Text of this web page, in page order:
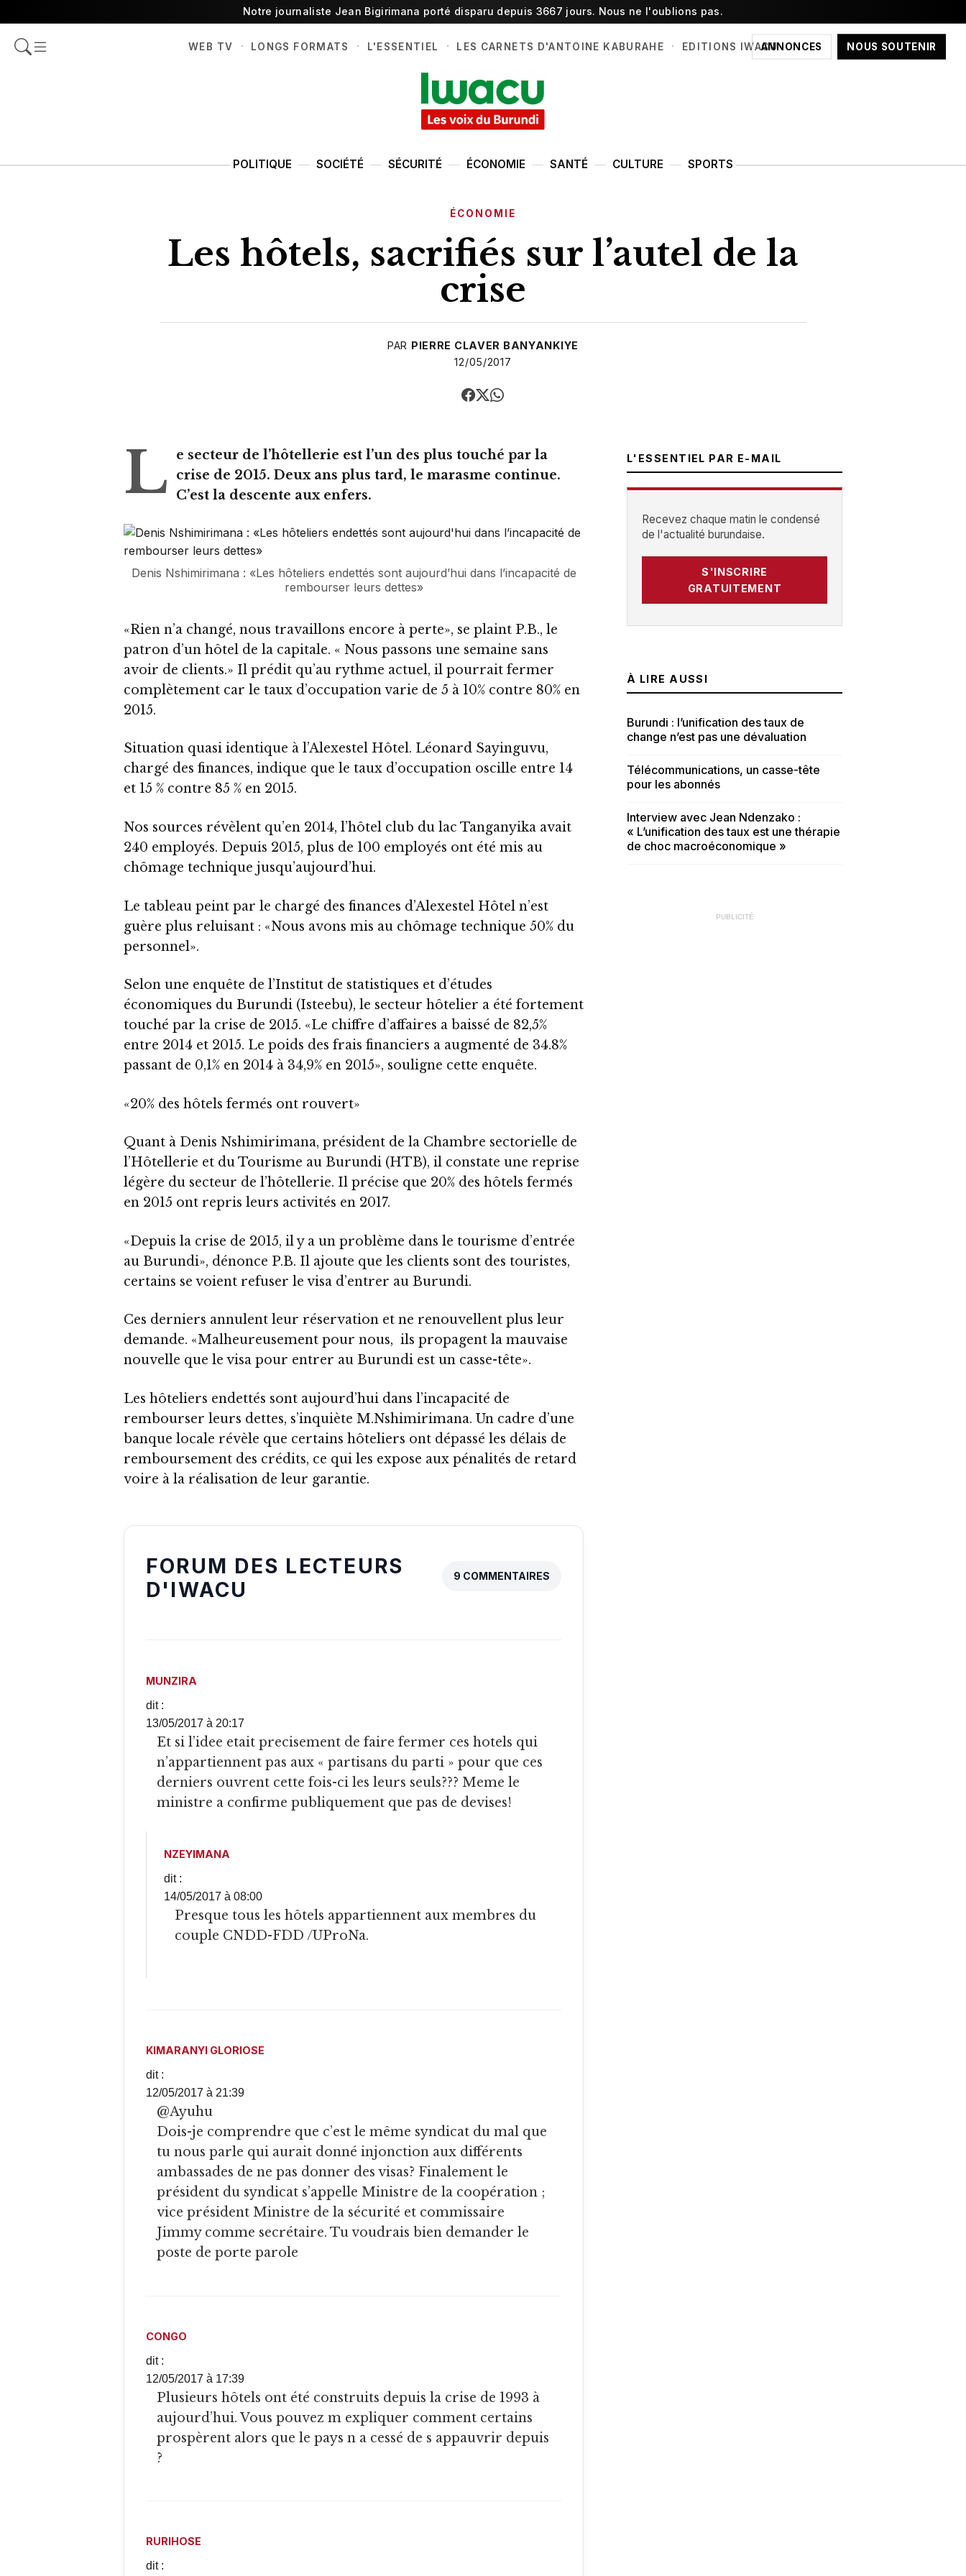
Notre journaliste Jean Bigirimana porté disparu depuis 3667 jours. Nous ne l'oublions pas.
ANNONCES NOUS SOUTENIR
WEB TV · LONGS FORMATS · L'ESSENTIEL · LES CARNETS D'ANTOINE KABURAHE · EDITIONS IWACU
POLITIQUE SOCIÉTÉ SÉCURITÉ ÉCONOMIE SANTÉ CULTURE SPORTS
ÉCONOMIE
Les hôtels, sacrifiés sur l’autel de la
crise
PAR PIERRE CLAVER BANYANKIYE
12/05/2017
L
e secteur de l’hôtellerie est l’un des plus touché par la
crise de 2015. Deux ans plus tard, le marasme continue.
C’est la descente aux enfers.
Denis Nshimirimana : «Les hôteliers endettés sont aujourd’hui dans l’incapacité de
rembourser leurs dettes»
«Rien n’a changé, nous travaillons encore à perte», se plaint P.B., le
patron d’un hôtel de la capitale. « Nous passons une semaine sans
avoir de clients.» Il prédit qu’au rythme actuel, il pourrait fermer
complètement car le taux d’occupation varie de 5 à 10% contre 80% en
2015.
Situation quasi identique à l’Alexestel Hôtel. Léonard Sayinguvu,
chargé des finances, indique que le taux d’occupation oscille entre 14
et 15 % contre 85 % en 2015.
Nos sources révèlent qu’en 2014, l’hôtel club du lac Tanganyika avait
240 employés. Depuis 2015, plus de 100 employés ont été mis au
chômage technique jusqu’aujourd’hui.
Le tableau peint par le chargé des finances d’Alexestel Hôtel n’est
guère plus reluisant : «Nous avons mis au chômage technique 50% du
personnel».
Selon une enquête de l’Institut de statistiques et d’études
économiques du Burundi (Isteebu), le secteur hôtelier a été fortement
touché par la crise de 2015. «Le chiffre d’affaires a baissé de 82,5%
entre 2014 et 2015. Le poids des frais financiers a augmenté de 34.8%
passant de 0,1% en 2014 à 34,9% en 2015», souligne cette enquête.
«20% des hôtels fermés ont rouvert»
Quant à Denis Nshimirimana, président de la Chambre sectorielle de
l’Hôtellerie et du Tourisme au Burundi (HTB), il constate une reprise
légère du secteur de l’hôtellerie. Il précise que 20% des hôtels fermés
en 2015 ont repris leurs activités en 2017.
«Depuis la crise de 2015, il y a un problème dans le tourisme d’entrée
au Burundi», dénonce P.B. Il ajoute que les clients sont des touristes,
certains se voient refuser le visa d’entrer au Burundi.
Ces derniers annulent leur réservation et ne renouvellent plus leur
demande. «Malheureusement pour nous, ils propagent la mauvaise
nouvelle que le visa pour entrer au Burundi est un casse-tête».
Les hôteliers endettés sont aujourd’hui dans l’incapacité de
rembourser leurs dettes, s’inquiète M.Nshimirimana. Un cadre d’une
banque locale révèle que certains hôteliers ont dépassé les délais de
remboursement des crédits, ce qui les expose aux pénalités de retard
voire à la réalisation de leur garantie.
FORUM DES LECTEURS
D'IWACU
9 COMMENTAIRES
MUNZIRA
dit :
13/05/2017 à 20:17
Et si l’idee etait precisement de faire fermer ces hotels qui
n’appartiennent pas aux « partisans du parti » pour que ces
derniers ouvrent cette fois-ci les leurs seuls??? Meme le
ministre a confirme publiquement que pas de devises!
NZEYIMANA
dit :
14/05/2017 à 08:00
Presque tous les hôtels appartiennent aux membres du
couple CNDD-FDD /UProNa.
KIMARANYI GLORIOSE
dit :
12/05/2017 à 21:39
@Ayuhu
Dois-je comprendre que c’est le même syndicat du mal que
tu nous parle qui aurait donné injonction aux différents
ambassades de ne pas donner des visas? Finalement le
président du syndicat s’appelle Ministre de la coopération ;
vice président Ministre de la sécurité et commissaire
Jimmy comme secrétaire. Tu voudrais bien demander le
poste de porte parole
CONGO
dit :
12/05/2017 à 17:39
Plusieurs hôtels ont été construits depuis la crise de 1993 à
aujourd’hui. Vous pouvez m expliquer comment certains
prospèrent alors que le pays n a cessé de s appauvrir depuis
?
RURIHOSE
dit :
L'ESSENTIEL PAR E-MAIL
Recevez chaque matin le condensé
de l'actualité burundaise.
S'INSCRIRE
GRATUITEMENT
À LIRE AUSSI
Burundi : l’unification des taux de
change n’est pas une dévaluation
Télécommunications, un casse-tête
pour les abonnés
Interview avec Jean Ndenzako :
« L’unification des taux est une thérapie
de choc macroéconomique »
PUBLICITÉ